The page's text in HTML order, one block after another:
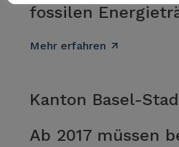
fossilen
Mehr erfahren
Kanton Basel-
Ab 2017 müssen